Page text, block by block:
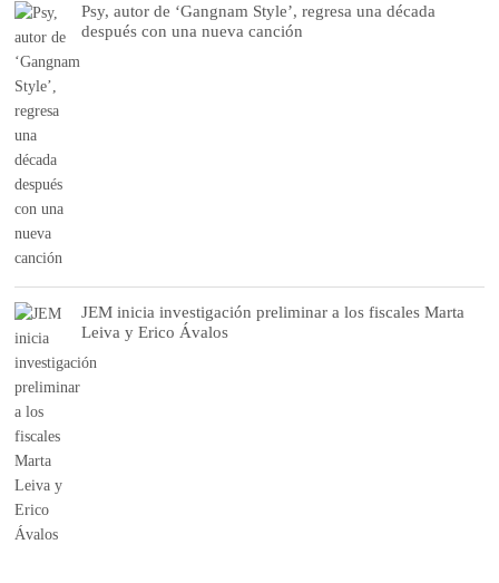
Psy, autor de ‘Gangnam Style’, regresa una década
después con una nueva canción
JEM inicia investigación preliminar a los fiscales Marta
Leiva y Erico Ávalos